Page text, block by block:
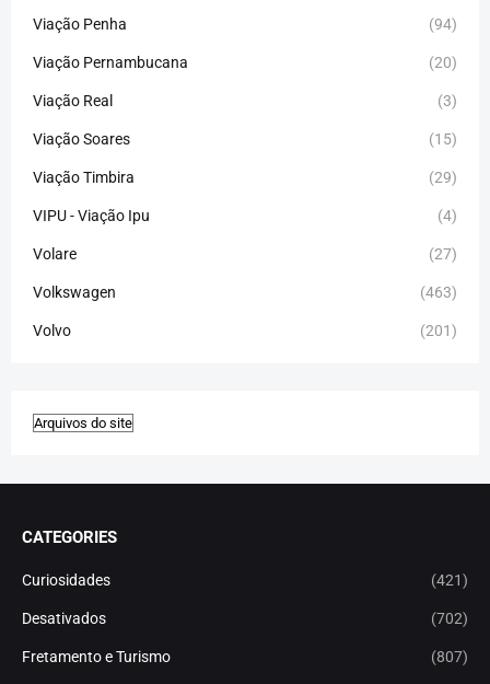
Viação Penha (94)
Viação Pernambucana (20)
Viação Real (3)
Viação Soares (15)
Viação Timbira (29)
VIPU - Viação Ipu (4)
Volare (27)
Volkswagen (463)
Volvo (201)
CATEGORIES
Curiosidades (421)
Desativados (702)
Fretamento e Turismo (807)